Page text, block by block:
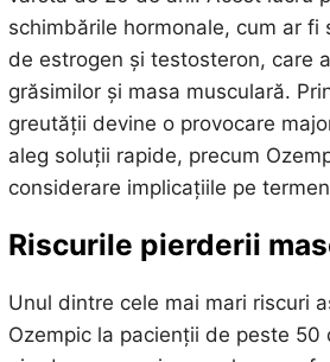
schimbările hormonale, cum ar fi
de estrogen și testosteron, care
grăsimilor și masa musculară.
greutății devine o provocare
aleg soluții rapide, precum
considerare implicațiile pe
Riscurile pierderii
Unul dintre cele mai mari riscuri
Ozempic la pacienții de peste 50